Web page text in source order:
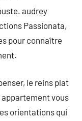
audrey
Passionata,
pour connaître
le reins plat
appartement vous
orientations qui